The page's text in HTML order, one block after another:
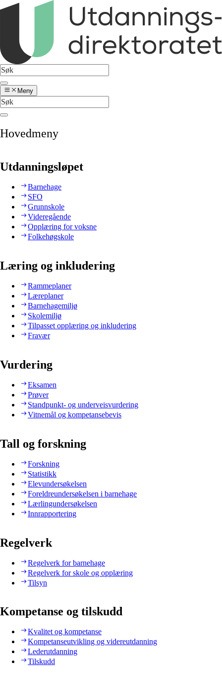
Meny
Hovedmeny
Utdanningsløpet
Barnehage
SFO
Grunnskole
Videregående
Opplæring for voksne
Folkehøgskole
Læring og inkludering
Rammeplaner
Læreplaner
Barnehagemiljø
Skolemiljø
Tilpasset opplæring og inkludering
Fravær
Vurdering
Eksamen
Prøver
Standpunkt- og underveisvurdering
Vitnemål og kompetansebevis
Tall og forskning
Forskning
Statistikk
Elevundersøkelsen
Foreldreundersøkelsen i barnehage
Lærlingundersøkelsen
Innrapportering
Regelverk
Regelverk for barnehage
Regelverk for skole og opplæring
Tilsyn
Kompetanse og tilskudd
Kvalitet og kompetanse
Kompetanseutvikling og videreutdanning
Lederutdanning
Tilskudd